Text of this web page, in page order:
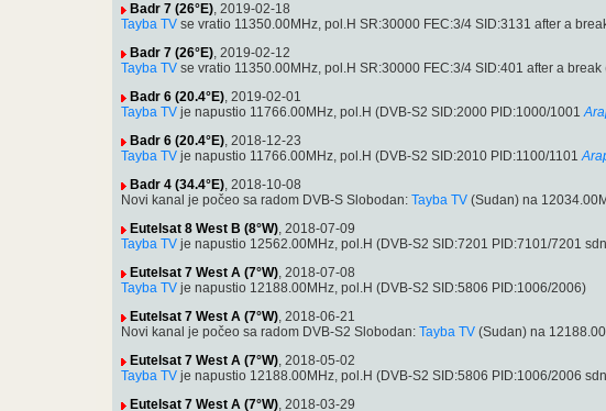
Badr 7 (26°E), 2019-02-18
Tayba TV se vratio 11350.00MHz, pol.H SR:30000 FEC:3/4 SID:3131 after a
Badr 7 (26°E), 2019-02-12
Tayba TV se vratio 11350.00MHz, pol.H SR:30000 FEC:3/4 SID:401 after a
Badr 6 (20.4°E), 2019-02-01
Tayba TV je napustio 11766.00MHz, pol.H (DVB-S2 SID:2000 PID:1000/1001
Badr 6 (20.4°E), 2018-12-23
Tayba TV je napustio 11766.00MHz, pol.H (DVB-S2 SID:2010 PID:1100/1101
Badr 4 (34.4°E), 2018-10-08
Novi kanal je počeo sa radom DVB-S Slobodan: Tayba TV (Sudan) na
Eutelsat 8 West B (8°W), 2018-07-09
Tayba TV je napustio 12562.00MHz, pol.H (DVB-S2 SID:7201 PID:7101/7201
Eutelsat 7 West A (7°W), 2018-07-08
Tayba TV je napustio 12188.00MHz, pol.H (DVB-S2 SID:5806 PID:1006/2006)
Eutelsat 7 West A (7°W), 2018-06-21
Novi kanal je počeo sa radom DVB-S2 Slobodan: Tayba TV (Sudan) na
Eutelsat 7 West A (7°W), 2018-05-02
Tayba TV je napustio 12188.00MHz, pol.H (DVB-S2 SID:5806 PID:1006/2006
Eutelsat 7 West A (7°W), 2018-03-29